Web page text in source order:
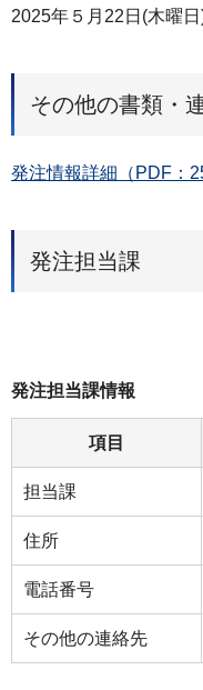
2025年５月22日(木曜
その他の書類・
発注情報詳細（PDF：
発注担当課
発注担当課情報
項目
担当課
住所
電話番号
その他の連絡先